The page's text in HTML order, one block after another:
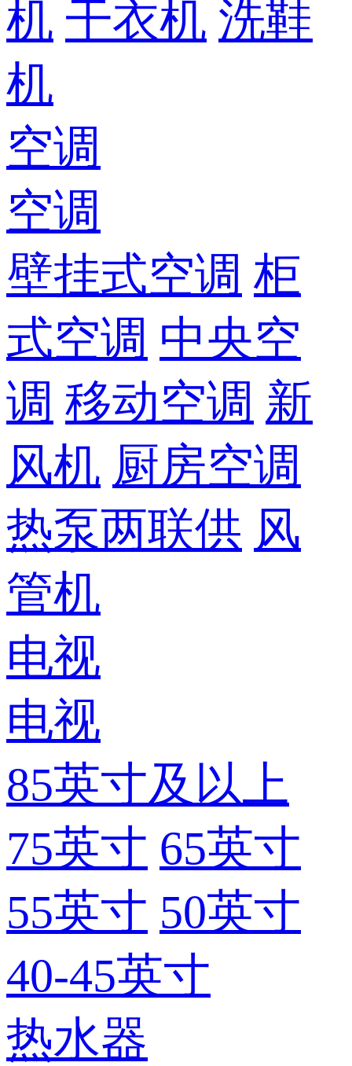
机 干衣机 洗鞋
机
空调
空调
壁挂式空调 柜
式空调 中央空
调 移动空调 新
风机 厨房空调
热泵两联供 风
管机
电视
电视
85英寸及以上
75英寸 65英寸
55英寸 50英寸
40-45英寸
热水器